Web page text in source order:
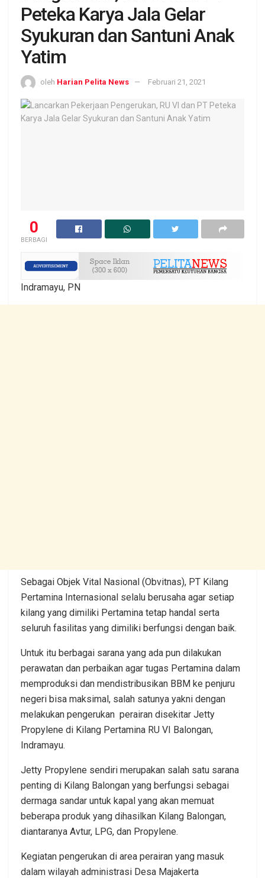
Peteka Karya Jala Gelar
Syukuran dan Santuni Anak
Yatim
oleh Harian Pelita News Februari 21, 2021
0
BERBAGI
Indramayu, PN
Sebagai Objek Vital Nasional (Obvitnas), PT Kilang
Pertamina Internasional selalu berusaha agar setiap
kilang yang dimiliki Pertamina tetap handal serta
seluruh fasilitas yang dimiliki berfungsi dengan baik.
Untuk itu berbagai sarana yang ada pun dilakukan
perawatan dan perbaikan agar tugas Pertamina dalam
memproduksi dan mendistribusikan BBM ke penjuru
negeri bisa maksimal, salah satunya yakni dengan
melakukan pengerukan perairan disekitar Jetty
Propylene di Kilang Pertamina RU VI Balongan,
Indramayu.
Jetty Propylene sendiri merupakan salah satu sarana
penting di Kilang Balongan yang berfungsi sebagai
dermaga sandar untuk kapal yang akan memuat
beberapa produk yang dihasilkan Kilang Balongan,
diantaranya Avtur, LPG, dan Propylene.
Kegiatan pengerukan di area perairan yang masuk
dalam wilayah administrasi Desa Majakerta